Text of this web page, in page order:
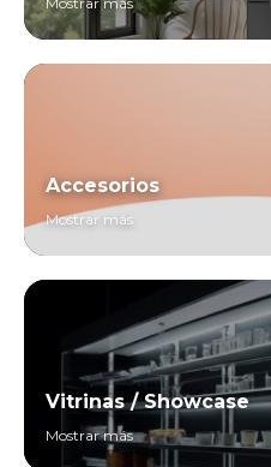
Accesorios
Mostrar más
Vitrinas / Showcase
Mostrar más